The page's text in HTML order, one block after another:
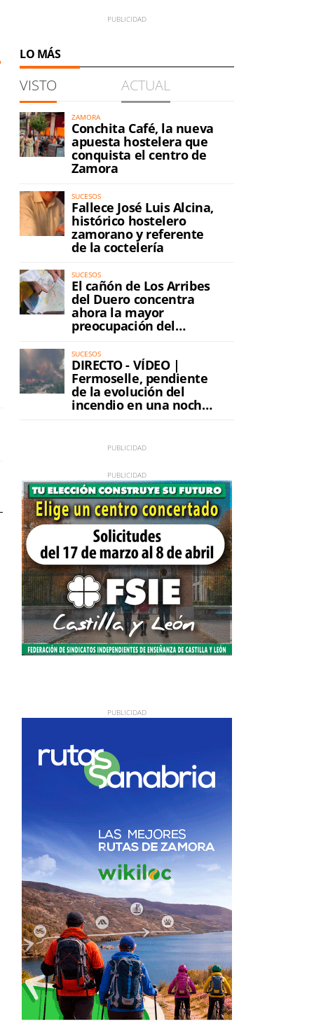
LO MÁS
VISTO ACTUAL
ZAMORA
Conchita Café, la nueva
apuesta hostelera que
conquista el centro de
Zamora
SUCESOS
Fallece José Luis Alcina,
histórico hostelero
zamorano y referente
de la coctelería
SUCESOS
El cañón de Los Arribes
del Duero concentra
ahora la mayor
preocupación del
incendio
SUCESOS
DIRECTO - VÍDEO |
Fermoselle, pendiente
de la evolución del
incendio en una noche